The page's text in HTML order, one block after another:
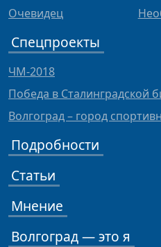
Очевидец
Спецпроекты
ЧМ-2018
Победа в Сталинградской
Волгоград – город
Подробности
Статьи
Мнение
Волгоград — это я